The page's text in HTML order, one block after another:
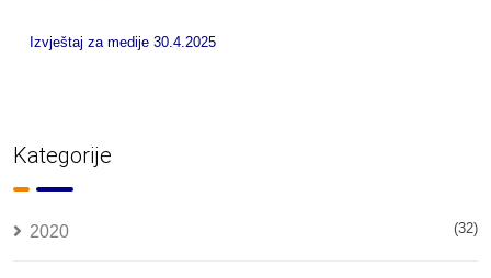
Izvještaj za medije 30.4.2025
Kategorije
2020 (32)